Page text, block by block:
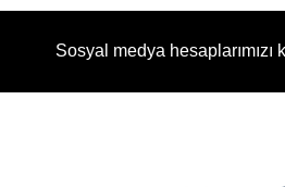
Sosyal medya hesaplarımızı